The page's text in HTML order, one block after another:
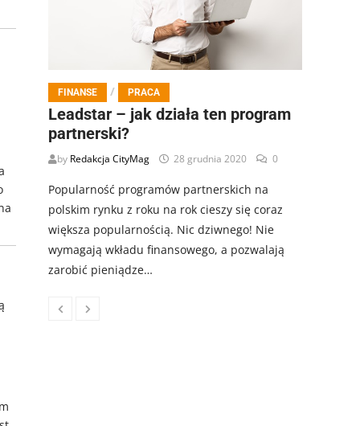
FINANSE / PRACA
Leadstar – jak działa ten program
partnerski?
by Redakcja CityMag 28 grudnia 2020 0
Popularność programów partnerskich na
polskim rynku z roku na rok cieszy się coraz
większa popularnością. Nic dziwnego! Nie
wymagają wkładu finansowego, a pozwalają
zarobić pieniądze…